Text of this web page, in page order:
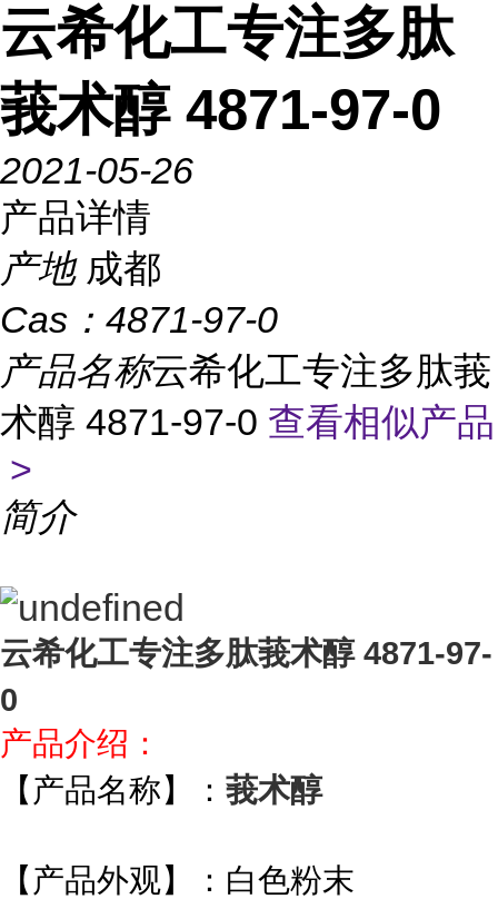
云希化工专注多肽
莪术醇 4871-97-0
2021-05-26
产品详情
产地 成都
Cas： 4871-97-0
产品名称云希化工专注多肽莪
术醇 4871-97-0 查看相似产品
>
简介
云希化工专注多肽莪术醇 4871-97-
0
产品介绍：
【产品名称】： 莪术醇
【产品外观】：白色粉末